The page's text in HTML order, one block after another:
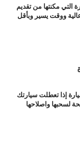
التي مكنتها من تقديم
ووقت يسير وبأقل
إذا تعطلت سيارتك
لسحبها واصلاحها